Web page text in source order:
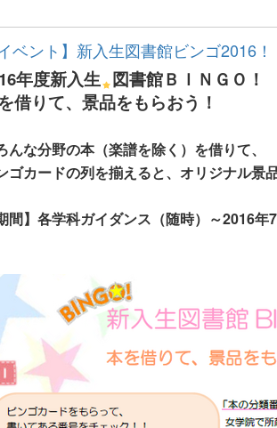
ベント】新入生図書館ビンゴ2016！
年度新入生 図書館ＢＩＮＧＯ！
借りて、景品をもらおう！
んな分野の本（楽譜を除く）を借りて、
ゴカードの列を揃えると、オリジナル景
間】各学科ガイダンス（随時）～2016年